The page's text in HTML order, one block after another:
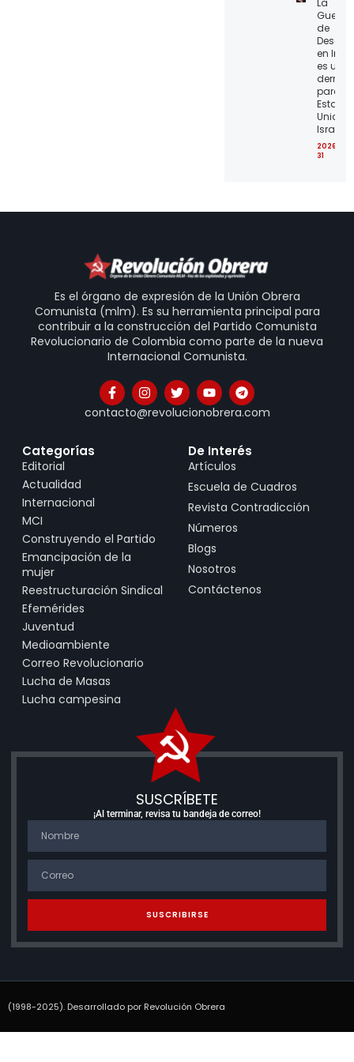
Guerra
de
en Irán
es una
derrota
para
Unidos
Israel
2026-
31
Es el órgano de expresión de la Unión Obrera
Comunista (mlm). Es su herramienta principal para
contribuir a la construcción del Partido Comunista
Revolucionario de Colombia como parte de la nueva
Internacional Comunista.
contacto@revolucionobrera.com
Categorías
Editorial
Actualidad
Internacional
MCI
Construyendo el Partido
Emancipación de la
mujer
Reestructuración Sindical
Efemérides
Juventud
Medioambiente
Correo Revolucionario
Lucha de Masas
Lucha campesina
De Interés
Artículos
Escuela de Cuadros
Revista Contradicción
Números
Blogs
Nosotros
Contáctenos
SUSCRÍBETE
¡Al terminar, revisa tu bandeja de correo!
SUSCRIBIRSE
(1998-2025). Desarrollado por Revolución Obrera